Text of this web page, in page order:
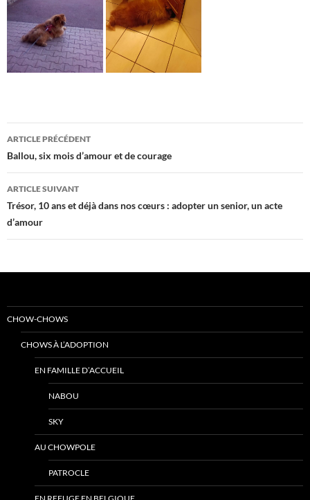
Navigation
des
articles
ARTICLE PRÉCÉDENT
Ballou, six mois d’amour et de courage
ARTICLE SUIVANT
Trésor, 10 ans et déjà dans nos cœurs : adopter un senior, un acte
d’amour
CHOW-CHOWS
CHOWS À L’ADOPTION
EN FAMILLE D’ACCUEIL
NABOU
SKY
AU CHOWPOLE
PATROCLE